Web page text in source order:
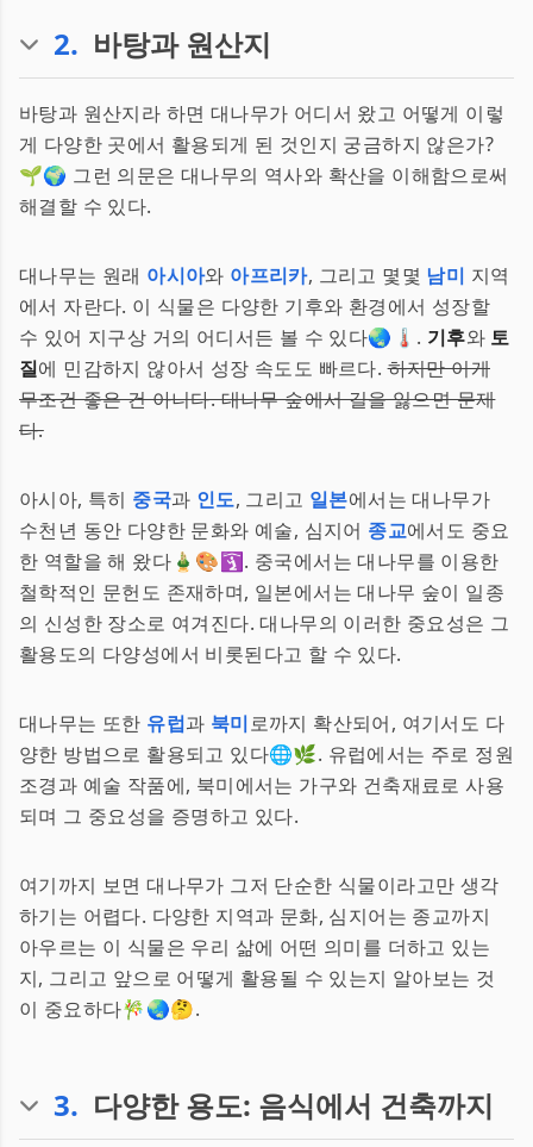
2. 바탕과 원산지
바탕과 원산지라 하면 대나무가 어디서 왔고 어떻게 이렇
게 다양한 곳에서 활용되게 된 것인지 궁금하지 않은가?
🌱🌍 그런 의문은 대나무의 역사와 확산을 이해함으로써
해결할 수 있다.
대나무는 원래 아시아와 아프리카, 그리고 몇몇 남미 지역
에서 자란다. 이 식물은 다양한 기후와 환경에서 성장할
수 있어 지구상 거의 어디서든 볼 수 있다🌏🌡. 기후와 토
질에 민감하지 않아서 성장 속도도 빠르다.하지만 이게
무조건 좋은 건 아니다. 대나무 숲에서 길을 잃으면 문제
다.
아시아, 특히 중국과 인도, 그리고 일본에서는 대나무가
수천년 동안 다양한 문화와 예술, 심지어 종교에서도 중요
한 역할을 해 왔다🎍🎨🛐. 중국에서는 대나무를 이용한
철학적인 문헌도 존재하며, 일본에서는 대나무 숲이 일종
의 신성한 장소로 여겨진다. 대나무의 이러한 중요성은 그
활용도의 다양성에서 비롯된다고 할 수 있다.
대나무는 또한 유럽과 북미로까지 확산되어, 여기서도 다
양한 방법으로 활용되고 있다🌐🌿. 유럽에서는 주로 정원
조경과 예술 작품에, 북미에서는 가구와 건축재료로 사용
되며 그 중요성을 증명하고 있다.
여기까지 보면 대나무가 그저 단순한 식물이라고만 생각
하기는 어렵다. 다양한 지역과 문화, 심지어는 종교까지
아우르는 이 식물은 우리 삶에 어떤 의미를 더하고 있는
지, 그리고 앞으로 어떻게 활용될 수 있는지 알아보는 것
이 중요하다🎋🌏🤔.
3. 다양한 용도: 음식에서 건축까지